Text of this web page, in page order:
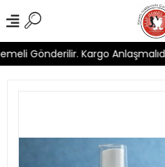
Gönderilir. Kargo Anlaşmalıdır.